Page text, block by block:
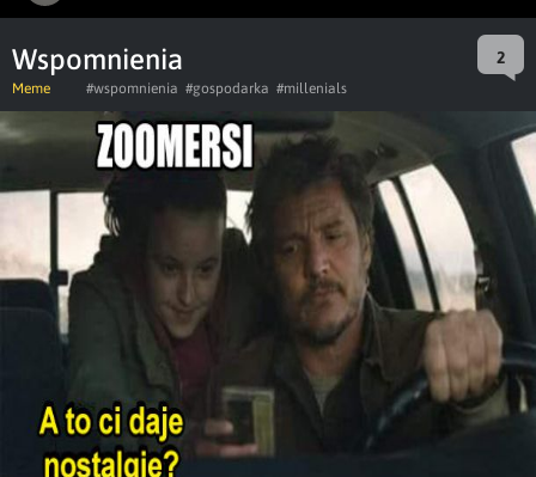
Wspomnienia 2
Meme #wspomnienia #gospodarka #millenials